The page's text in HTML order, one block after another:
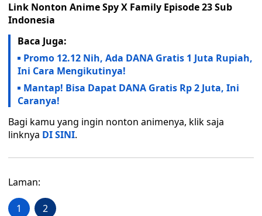
Link Nonton Anime Spy X Family Episode 23 Sub
Indonesia
Baca Juga:
Promo 12.12 Nih, Ada DANA Gratis 1 Juta Rupiah,
Ini Cara Mengikutinya!
Mantap! Bisa Dapat DANA Gratis Rp 2 Juta, Ini
Caranya!
Bagi kamu yang ingin nonton animenya, klik saja
linknya DI SINI.
Laman:
1 2